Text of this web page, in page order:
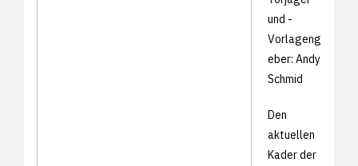
und -
Vorlageng
eber: Andy
Schmid
Den
aktuellen
Kader der